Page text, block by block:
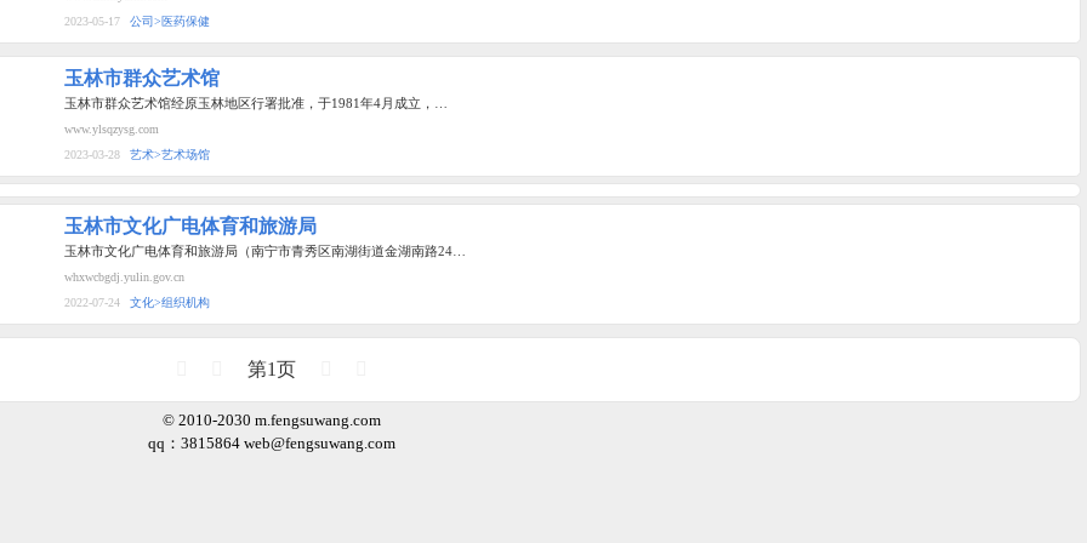
2023-05-17
公司>医药保健
玉林市群众艺术馆
玉林市群众艺术馆经原玉林地区行署批准，于1981年4月成立，…
www.ylsqzysg.com
2023-03-28
艺术>艺术场馆
玉林市文化广电体育和旅游局
玉林市文化广电体育和旅游局（南宁市青秀区南湖街道金湖南路24…
whxwcbgdj.yulin.gov.cn
2022-07-24
文化>组织机构
第1页
© 2010-2030 m.fengsuwang.com
qq：3815864 web@fengsuwang.com